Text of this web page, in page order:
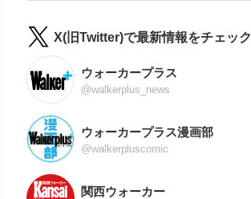
X(旧Twitter)で最新情報をチェック
ウォーカープラス
@walkerplus_news
ウォーカープラス漫画部
@walkerpluscomic
関西ウォーカー